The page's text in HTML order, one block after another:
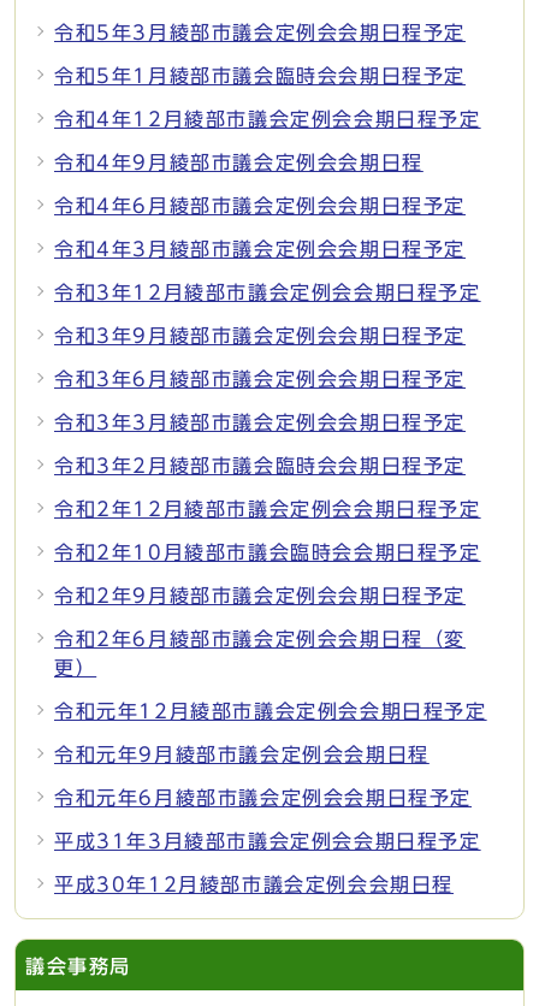
令和5年3月綾部市議会定例会会期日程予定
令和5年1月綾部市議会臨時会会期日程予定
令和4年12月綾部市議会定例会会期日程予定
令和4年9月綾部市議会定例会会期日程
令和4年6月綾部市議会定例会会期日程予定
令和4年3月綾部市議会定例会会期日程予定
令和3年12月綾部市議会定例会会期日程予定
令和3年9月綾部市議会定例会会期日程予定
令和3年6月綾部市議会定例会会期日程予定
令和3年3月綾部市議会定例会会期日程予定
令和3年2月綾部市議会臨時会会期日程予定
令和2年12月綾部市議会定例会会期日程予定
令和2年10月綾部市議会臨時会会期日程予定
令和2年9月綾部市議会定例会会期日程予定
令和2年6月綾部市議会定例会会期日程（変
更）
令和元年12月綾部市議会定例会会期日程予定
令和元年9月綾部市議会定例会会期日程
令和元年6月綾部市議会定例会会期日程予定
平成31年3月綾部市議会定例会会期日程予定
平成30年12月綾部市議会定例会会期日程
議会事務局